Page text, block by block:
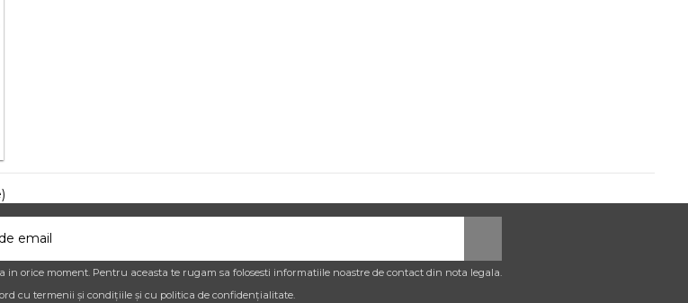
in orice moment. Pentru aceasta te rugam sa folosesti informatiile noastre de contact din nota legala.
cu termenii și condițiile și cu politica de confidențialitate.